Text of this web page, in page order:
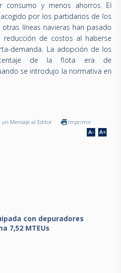
consumo y menos ahorros. El
por los partidarios de los
líneas navieras han pasado
de costos al haberse
demanda. La adopción de los
de la flota era de
se introdujo la normativa en
un Mensaje al Editor Imprimir
con depuradores
7,52 MTEUs